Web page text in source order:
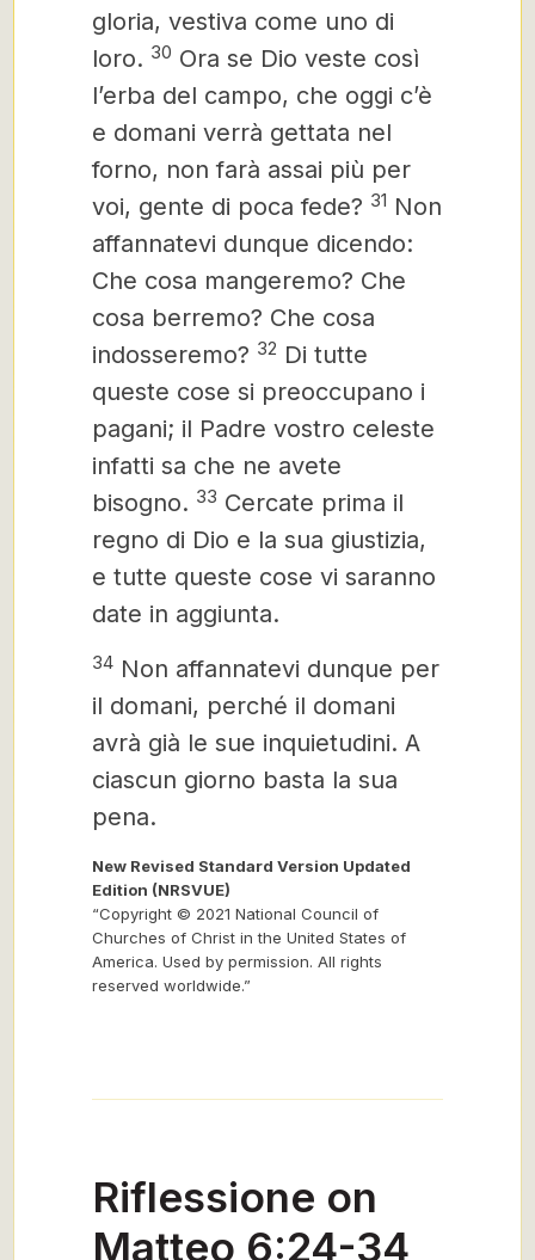
gloria, vestiva come uno di
loro. 30 Ora se Dio veste così
l’erba del campo, che oggi c’è
e domani verrà gettata nel
forno, non farà assai più per
voi, gente di poca fede? 31 Non
affannatevi dunque dicendo:
Che cosa mangeremo? Che
cosa berremo? Che cosa
indosseremo? 32 Di tutte
queste cose si preoccupano i
pagani; il Padre vostro celeste
infatti sa che ne avete
bisogno. 33 Cercate prima il
regno di Dio e la sua giustizia,
e tutte queste cose vi saranno
date in aggiunta.
34 Non affannatevi dunque per
il domani, perché il domani
avrà già le sue inquietudini. A
ciascun giorno basta la sua
pena.
New Revised Standard Version Updated
Edition (NRSVUE)
“Copyright © 2021 National Council of
Churches of Christ in the United States of
America. Used by permission. All rights
reserved worldwide.”
Riflessione on
Matteo 6:24-34